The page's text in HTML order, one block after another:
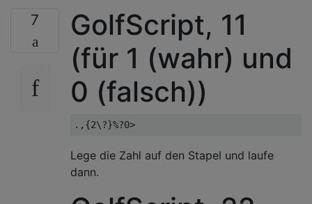
7
GolfScript, 11
(für 1 (wahr) und
0 (falsch))
Lege die Zahl auf den Stapel und laufe
dann.